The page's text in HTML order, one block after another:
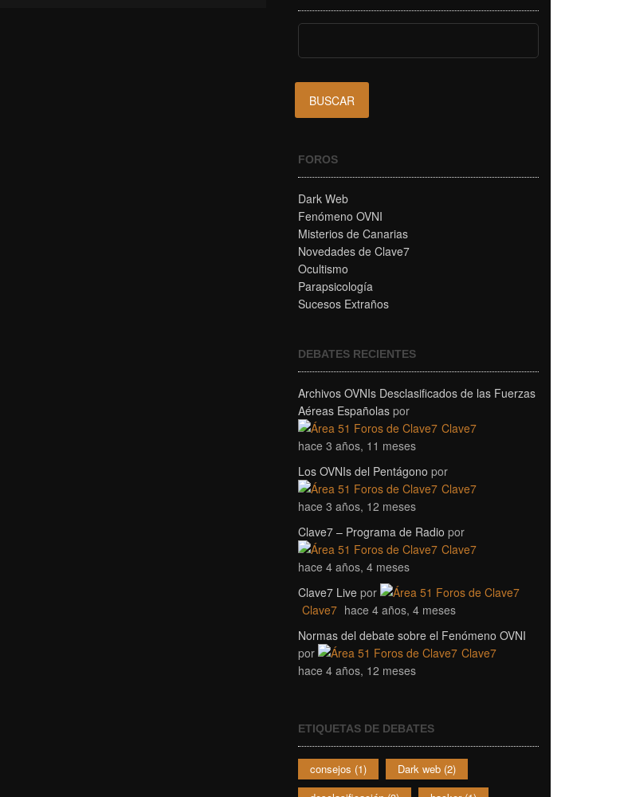
FOROS
Dark Web
Fenómeno OVNI
Misterios de Canarias
Novedades de Clave7
Ocultismo
Parapsicología
Sucesos Extraños
DEBATES RECIENTES
Archivos OVNIs Desclasificados de las Fuerzas
Aéreas Españolas por
Clave7
hace 3 años, 11 meses
Los OVNIs del Pentágono por
Clave7
hace 3 años, 12 meses
Clave7 – Programa de Radio por
Clave7
hace 4 años, 4 meses
Clave7 Live por
Clave7 hace 4 años, 4 meses
Normas del debate sobre el Fenómeno OVNI
por
Clave7
hace 4 años, 12 meses
ETIQUETAS DE DEBATES
consejos (1) Dark web (2)